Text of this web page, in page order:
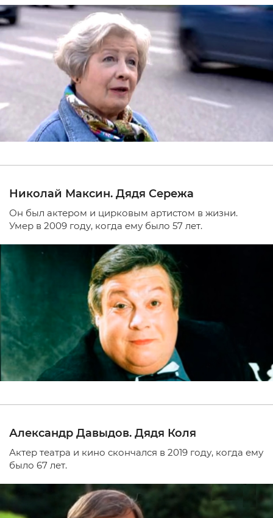
Николай Максин. Дядя Сережа
Он был актером и цирковым артистом в жизни.
Умер в 2009 году, когда ему было 57 лет.
Александр Давыдов. Дядя Коля
Актер театра и кино скончался в 2019 году, когда ему
было 67 лет.